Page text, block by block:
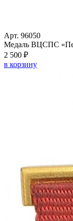
Арт. 96050
Медаль ВЦСПС
2 500 ₽
в корзину